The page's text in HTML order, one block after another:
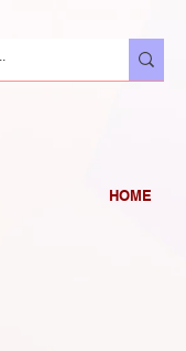
HOME